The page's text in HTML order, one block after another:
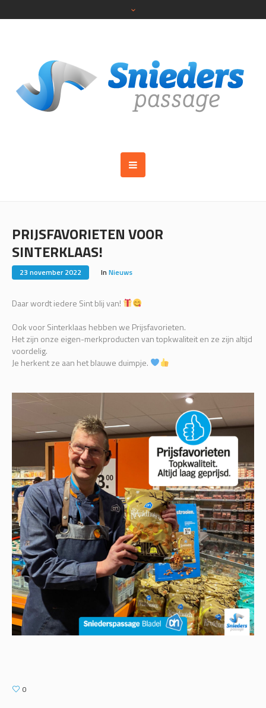
PRIJSFAVORIETEN VOOR
SINTERKLAAS!
23 november 2022 In Nieuws
Daar wordt iedere Sint blij van!
Ook voor Sinterklaas hebben we Prijsfavorieten.
Het zijn onze eigen-merkproducten van topkwaliteit en ze zijn altijd
voordelig.
Je herkent ze aan het blauwe duimpje.
0